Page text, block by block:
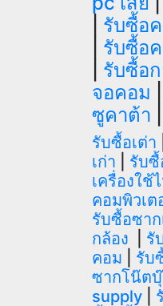
รับซื้อ
รับซื้อ
รับซื้อ
จอคอม
ซูคาต้า
รับซื้อเต่า
เก่า
รับซื้
เครื่องใช้
คอมพิวเต
รับซื้อซาก
กล้อง
รั
คอม
รับ
ซากโน๊ต
supply